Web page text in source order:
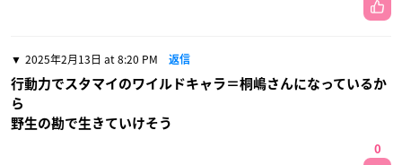
2025年2月13日 at 8:20 PM 返信
行動力でスタマイのワイルドキャラ＝桐嶋さんになっているか
ら
野生の勘で生きていけそう
0